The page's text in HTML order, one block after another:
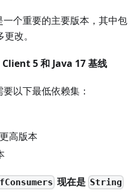
个重要的主要版本，其中包
改。
5 和 Java 17 基线
以下最低依赖集：
高版本
现在是 String